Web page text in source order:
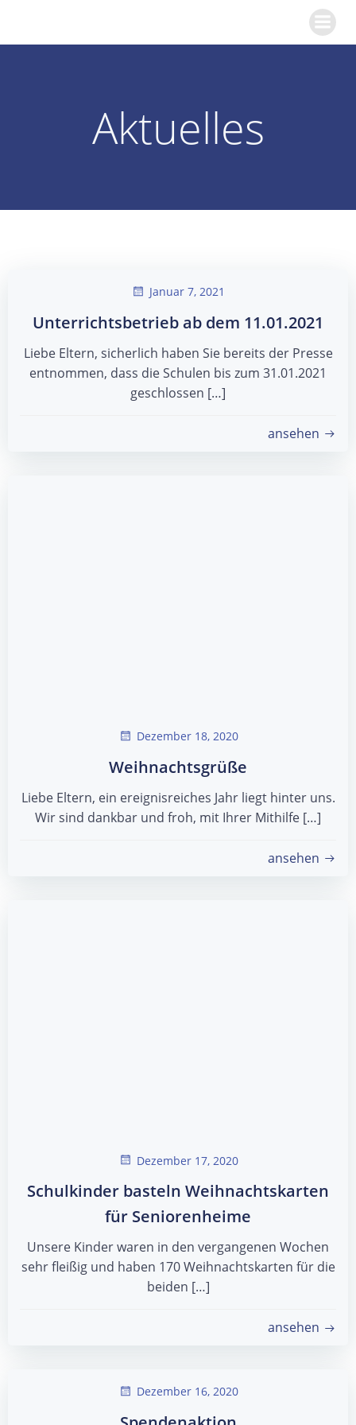
springen
Aktuelles
Januar 7, 2021
Unterrichtsbetrieb ab dem 11.01.2021
Liebe Eltern, sicherlich haben Sie bereits der Presse
entnommen, dass die Schulen bis zum 31.01.2021
geschlossen […]
ansehen
Dezember 18, 2020
Weihnachtsgrüße
Liebe Eltern, ein ereignisreiches Jahr liegt hinter uns.
Wir sind dankbar und froh, mit Ihrer Mithilfe […]
ansehen
Dezember 17, 2020
Schulkinder basteln Weihnachtskarten
für Seniorenheime
Unsere Kinder waren in den vergangenen Wochen
sehr fleißig und haben 170 Weihnachtskarten für die
beiden […]
ansehen
Dezember 16, 2020